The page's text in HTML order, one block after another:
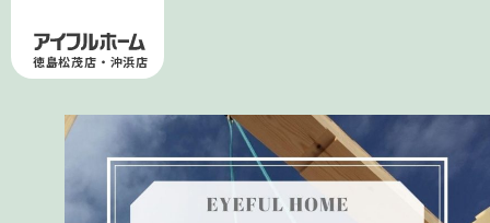
徳島松茂店・沖浜店